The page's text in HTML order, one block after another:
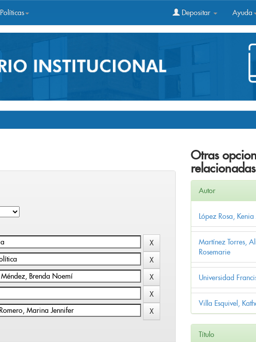
Políticas Depositar Ayuda
Otras
relacionadas
Autor
López Rosa,
Martínez Torres,
Rosemarie
Universidad
Villa Esquivel,
Título